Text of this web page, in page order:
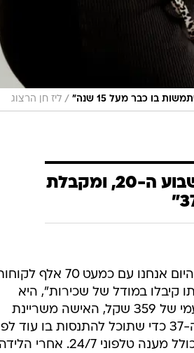
/ ליז חן הרצוג
"האשה משריינת את המכשיר בשבוע ה-20, ומקבלת
החברה, מספרת אקשטיין, נפתחה באופן רשמי ב־2022, "והיום אנחנו עם כמעט 70
קיבלו במודל של שכירות", היא
מספרת. "כבר בשבוע ה-20 להיריון, תמורת תשלום חד־פעמי של 359 שקל, האישה משריינת
לעצמה את המכשיר ומקבלת אותו מאיתנו הביתה בשבוע ה-37 כדי שתוכל להתנסות בו עוד
הלידה. כמובן, כל זאת תוך מעטפת הדרכה רחבה מאיתנו, כולל מענה טלפוני 24/7. אחרי הלידה